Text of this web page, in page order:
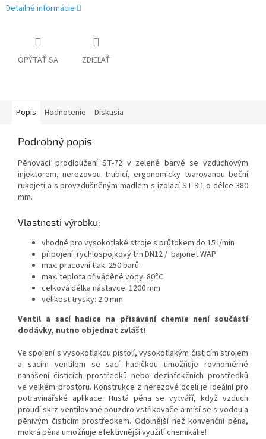
Detailné informácie
OPÝTAŤ SA ZDIEĽAŤ
Popis Hodnotenie Diskusia
Podrobný popis
Pěnovací prodloužení ST-72 v zelené barvě se vzduchovým
injektorem, nerezovou trubicí, ergonomicky tvarovanou boční
rukojetí a s provzdušněným madlem s izolací ST-9.1 o délce 380
mm.
Vlastnosti výrobku:
vhodné pro vysokotlaké stroje s průtokem do 15 l/min
připojení: rychlospojkový trn DN12 / bajonet WAP
max. pracovní tlak: 250 barů
max. teplota přiváděné vody: 80°C
celková délka nástavce: 1200 mm
velikost trysky: 2.0 mm
Ventil a sací hadice na přisávání chemie není součástí
dodávky, nutno objednat zvlášť!
Ve spojení s vysokotlakou pistolí, vysokotlakým čisticím strojem
a sacím ventilem se sací hadičkou umožňuje rovnoměrné
nanášení čisticích prostředků nebo dezinfekčních prostředků
ve velkém prostoru. Konstrukce z nerezové oceli je ideální pro
potravinářské aplikace. Hustá pěna se vytváří, když vzduch
proudí skrz ventilované pouzdro vstřikovače a mísí se s vodou a
pěnivým čisticím prostředkem. Odolnější než konvenční pěna,
mokrá pěna umožňuje efektivnější využití chemikálie!